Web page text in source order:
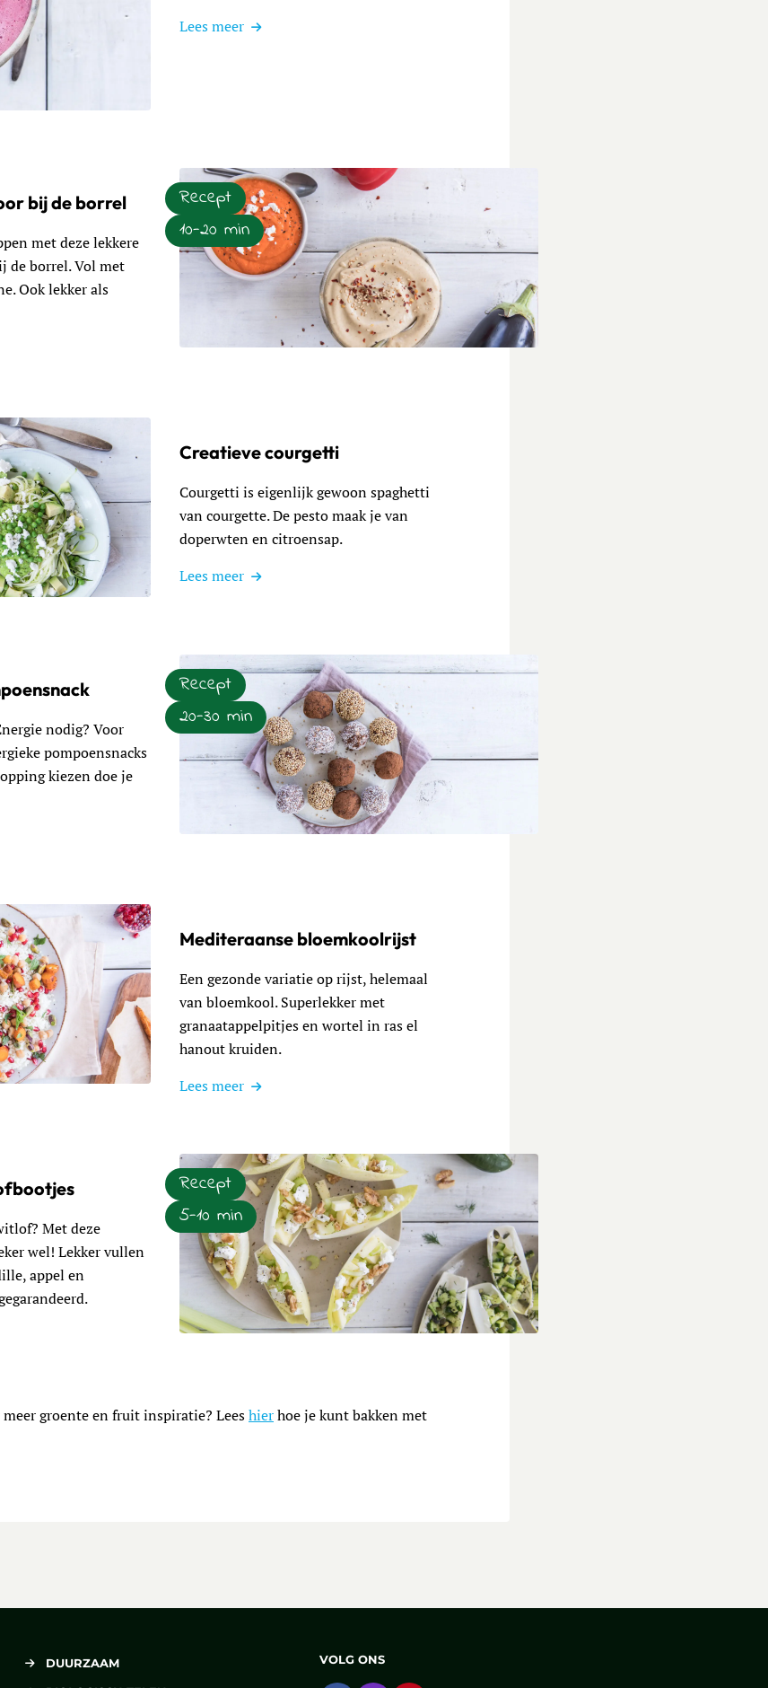
Lees meer
Recept
10-20 min
bij de borrel
met deze lekkere
de borrel. Vol met
Ook lekker als
Creatieve courgetti
Courgetti is eigenlijk gewoon spaghetti
van courgette. De pesto maak je van
doperwten en citroensap.
Lees meer
Recept
20-30 min
nodig? Voor
pompoensnacks
kiezen doe je
Mediteraanse bloemkoolrijst
Een gezonde variatie op rijst, helemaal
van bloemkool. Superlekker met
granaatappelpitjes en wortel in ras el
hanout kruiden.
Lees meer
Recept
5-10 min
Met deze
wel! Lekker vullen
appel en
groente en fruit inspiratie? Leeshierhoe je kunt bakken met
DUURZAAM
VOLG ONS